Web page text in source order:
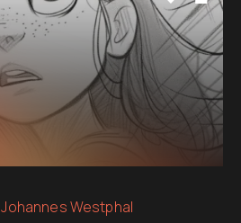
Johannes Westphal